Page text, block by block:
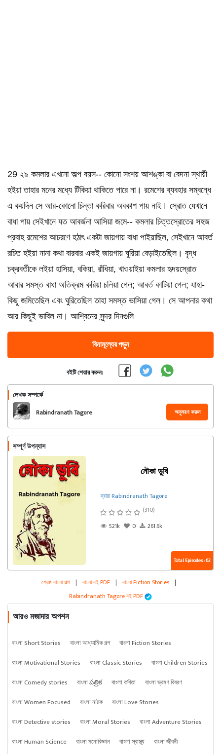
29 ২৯ কমলার এখনো অল্প বয়স-- কোনো সংশয় আশঙ্কা বা বেদনা স্থায়ী
হইয়া তাহার মনের মধ্যে টিঁকিয়া থাকিতে পারে না। রমেশের ব্যবহার সম্বন্ধে
এ কয়দিন সে আর-কোনো চিন্তা করিবার অবকাশ পায় নাই। স্রোত যেখানে
বাধা পায় সেইখানে যত আবর্জনা আসিয়া জমে-- কমলার চিত্তস্রোতের সহজ
প্রবাহ রমেশের আচরণে হঠাৎ একটা জায়গায় বাধা পাইয়াছিল, সেইখানে আবর্ত
রচিত হইয়া নানা কথা বারবার একই জায়গায় ঘুরিয়া বেড়াইতেছিল। বৃদ্ধ
চক্রবর্তীকে লইয়া হাসিয়া, বকিয়া, রাঁধিয়া, খাওয়াইয়া কমলার হৃদয়স্রোত
আবার সমস্ত বাধা অতিক্রম করিয়া চলিয়া গেল; আবর্ত কাটিয়া গেল; যাহা-
কিছু জমিতেছিল এবং ঘুরিতেছিল তাহা সমস্ত ভাসিয়া গেল। সে আপনার কথা
আর কিছুই ভাবিল না। আশ্বিনের সুন্দর দিনগুলি
বিনামূল্যের পড়ুন
বইটি শেয়ার করুন:
লেখক সম্পর্কে
Rabindranath Tagore অনুসরণ করুন
সম্পূর্ণ উপন্যাস
নৌকা ডুবি
দ্বারা Rabindranath Tagore
(310)
521k
0 261.6k
Total Episodes : 62
শ্রেষ্ঠ বাংলা গল্প | বাংলা বই PDF | বাংলা Fiction Stories |
Rabindranath Tagore বই PDF
আরও মজাদার অপশন
বাংলা Short Stories বাংলা আধ্যাত্মিক গল্প
বাংলা Fiction Stories
বাংলা Motivational Stories
বাংলা Classic Stories
বাংলা Children Stories
বাংলা Comedy stories
বাংলা పత్రిక বাংলা কবিতা
বাংলা ভ্রমণ বিবরণ
বাংলা Women Focused
বাংলা নাটক
বাংলা Love Stories
বাংলা Detective stories
বাংলা Moral Stories
বাংলা Adventure Stories
বাংলা Human Science
বাংলা মনোবিজ্ঞান বাংলা স্বাস্থ্য বাংলা জীবনী